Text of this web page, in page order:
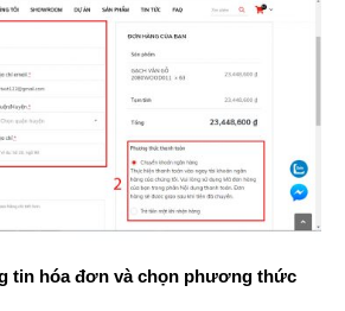
tin hóa đơn và chọn phương thức